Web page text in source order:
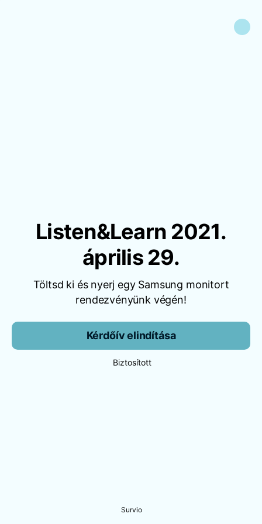
Listen&Learn 2021.
április 29.
Töltsd ki és nyerj egy Samsung monitort
rendezvényünk végén!
Kérdőív elindítása
Biztosított
Survio